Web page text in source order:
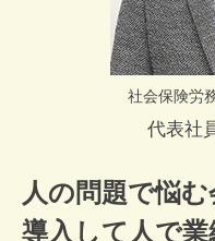
人の問題で悩
導入して人で
社会保険労
代表社